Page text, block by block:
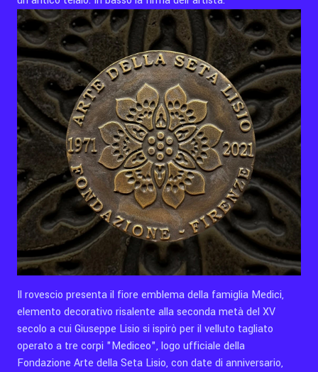
Il rovescio presenta il fiore emblema della famiglia Medici,
elemento decorativo risalente alla seconda metà del XV
secolo a cui Giuseppe Lisio si ispirò per il velluto tagliato
operato a tre corpi "Mediceo", logo ufficiale della
Fondazione Arte della Seta Lisio, con date di anniversario,